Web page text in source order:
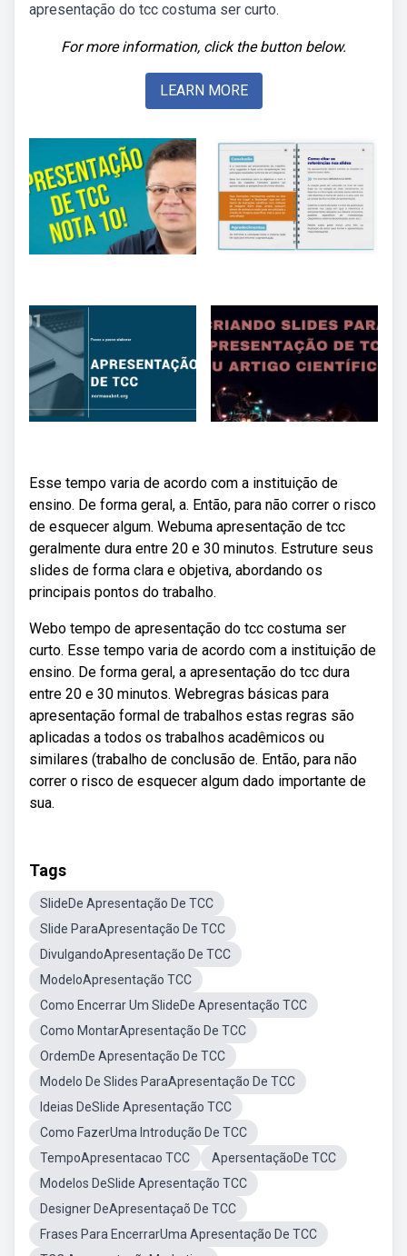
apresentação do tcc costuma ser curto.
For more information, click the button below.
LEARN MORE
Esse tempo varia de acordo com a instituição de
ensino. De forma geral, a. Então, para não correr o risco
de esquecer algum. Webuma apresentação de tcc
geralmente dura entre 20 e 30 minutos. Estruture seus
slides de forma clara e objetiva, abordando os
principais pontos do trabalho.
Webo tempo de apresentação do tcc costuma ser
curto. Esse tempo varia de acordo com a instituição de
ensino. De forma geral, a apresentação do tcc dura
entre 20 e 30 minutos. Webregras básicas para
apresentação formal de trabalhos estas regras são
aplicadas a todos os trabalhos acadêmicos ou
similares (trabalho de conclusão de. Então, para não
correr o risco de esquecer algum dado importante de
sua.
Tags
SlideDe Apresentação De TCC
Slide ParaApresentação De TCC
DivulgandoApresentação De TCC
ModeloApresentação TCC
Como Encerrar Um SlideDe Apresentação TCC
Como MontarApresentação De TCC
OrdemDe Apresentação De TCC
Modelo De Slides ParaApresentação De TCC
Ideias DeSlide Apresentação TCC
Como FazerUma Introdução De TCC
TempoApresentacao TCC
ApersentaçãoDe TCC
Modelos DeSlide Apresentação TCC
Designer DeApresentaçaõ De TCC
Frases Para EncerrarUma Apresentação De TCC